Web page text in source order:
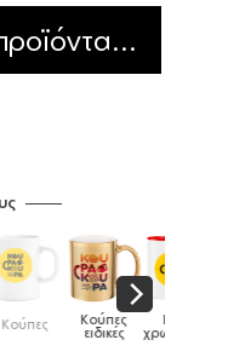
Κούπες Κούπες
ειδικές
Κούπες
χρωματιστές